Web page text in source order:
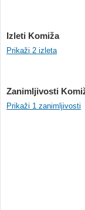
Izleti Komiža
Prikaži 2 izleta
Zanimljivosti
Prikaži 1 zanimljivosti